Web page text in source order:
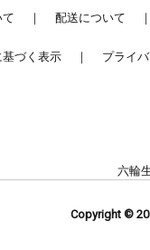
配送について
づく表示 プライ
六輪
Copyright ©